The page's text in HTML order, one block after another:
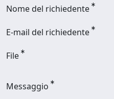
Nome del richiedente
E-mail del richiedente
File
Messaggio